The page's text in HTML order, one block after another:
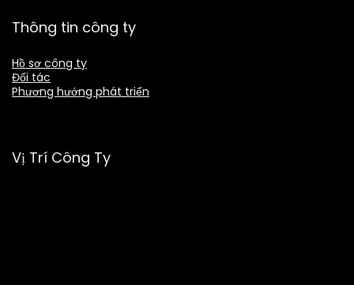
Thông tin công ty
Hồ sơ công ty
Đối tác
Phương hướng phát triển
Vị Trí Công Ty